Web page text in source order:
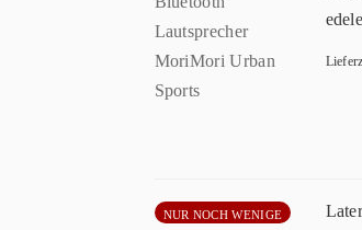
NUR NOCH WENIGE